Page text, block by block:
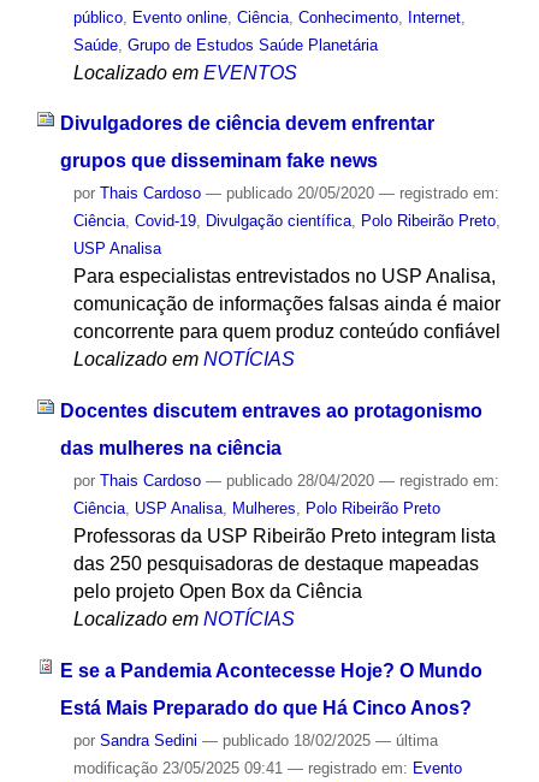
público, Evento online, Ciência, Conhecimento, Internet,
Saúde, Grupo de Estudos Saúde Planetária
Localizado em EVENTOS
Divulgadores de ciência devem enfrentar
grupos que disseminam fake news
por Thais Cardoso — publicado20/05/2020 — registrado em:
Ciência, Covid-19, Divulgação científica, Polo Ribeirão Preto,
USP Analisa
Para especialistas entrevistados no USP Analisa,
comunicação de informações falsas ainda é maior
concorrente para quem produz conteúdo confiável
Localizado em NOTÍCIAS
Docentes discutem entraves ao protagonismo
das mulheres na ciência
por Thais Cardoso — publicado28/04/2020 — registrado em:
Ciência, USP Analisa, Mulheres, Polo Ribeirão Preto
Professoras da USP Ribeirão Preto integram lista
das 250 pesquisadoras de destaque mapeadas
pelo projeto Open Box da Ciência
Localizado em NOTÍCIAS
E se a Pandemia Acontecesse Hoje? O Mundo
Está Mais Preparado do que Há Cinco Anos?
por Sandra Sedini — publicado18/02/2025 — última
modificação23/05/2025 09:41 — registrado em: Evento